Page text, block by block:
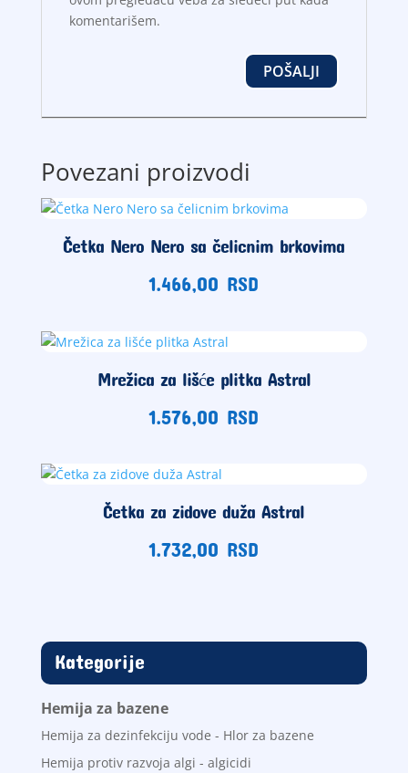
komentarišem.
Povezani proizvodi
Četka Nero Nero sa čelicnim brkovima
1.466,00 RSD
Mrežica za lišće plitka Astral
1.576,00 RSD
Četka za zidove duža Astral
1.732,00 RSD
Kategorije
Hemija za bazene
Hemija za dezinfekciju vode - Hlor za bazene
Hemija protiv razvoja algi - algicidi